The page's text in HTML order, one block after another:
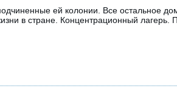
ей колонии. Все остальное
в стране. Концентрационный лагерь.